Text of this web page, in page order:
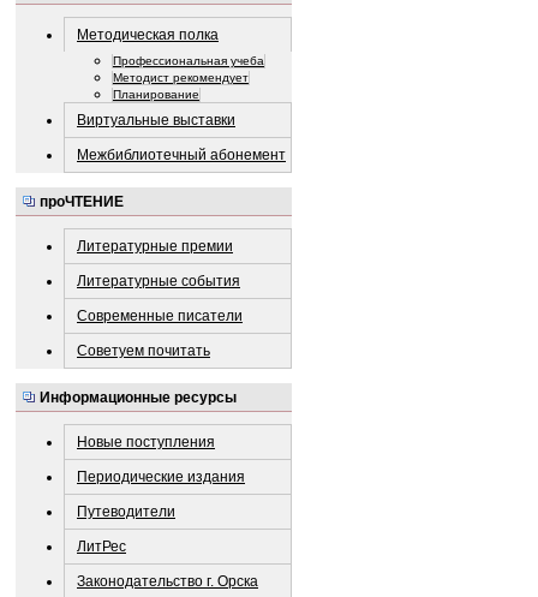
Методическая полка
Профессиональная учеба
Методист рекомендует
Планирование
Виртуальные выставки
Межбиблиотечный абонемент
проЧТЕНИЕ
Литературные премии
Литературные события
Современные писатели
Советуем почитать
Информационные ресурсы
Новые поступления
Периодические издания
Путеводители
ЛитРес
Законодательство г. Орска